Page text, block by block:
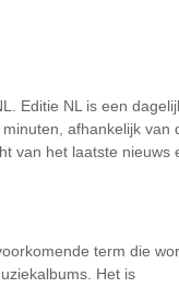
Editie NL is een
afhankelijk van
van het laatste nieuws
term die
Het is